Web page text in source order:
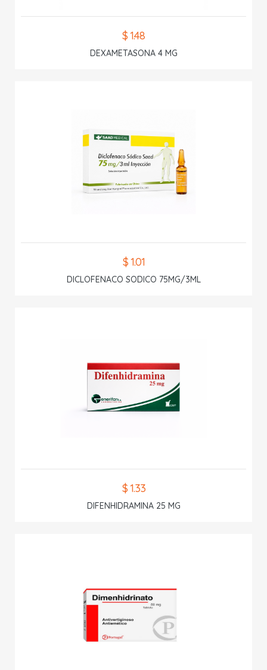
$ 1.48
DEXAMETASONA 4 MG
$ 1.01
DICLOFENACO SODICO 75MG/3ML
$ 1.33
DIFENHIDRAMINA 25 MG